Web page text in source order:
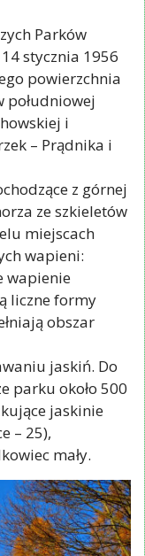
Parków
stycznia 1956
powierzchnia
południowej
i
– Prądnika i
z górnej
ze szkieletów
miejscach
wapieni:
wapienie
liczne formy
obszar
jaskiń. Do
parku około 500
jaskinie
– 25),
mały.